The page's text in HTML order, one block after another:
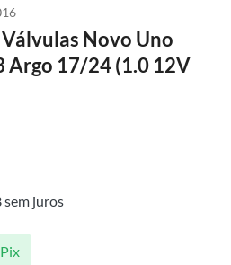
Novo Uno
17/24 (1.0 12V
sem juros